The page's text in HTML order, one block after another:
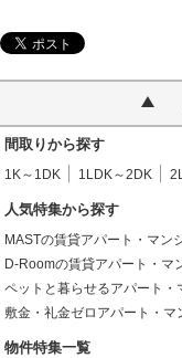
間取りから探す
1K～1DK 1LDK～2DK
人気特集から探す
MASTの賃貸アパート・マン
D-Roomの賃貸アパート・マ
ペットと暮らせるアパート・
敷金・礼金ゼロアパート・マ
物件特集一覧